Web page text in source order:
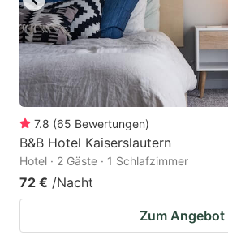
7.8 (65 Bewertungen)
B&B Hotel Kaiserslautern
Hotel · 2 Gäste · 1 Schlafzimmer
72 € /Nacht
Zum Angebot